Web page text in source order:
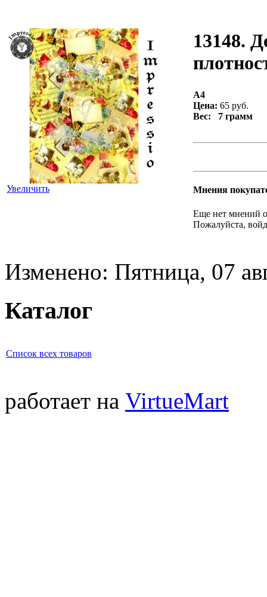
Увеличить
13148.
А4
Цена: 65 руб.
Вес: 7 грамм
Мнения
Еще нет мнений
Пожалуйста,
Изменено: Пятница, 07
Каталог
Список всех товаров
работает на VirtueMart